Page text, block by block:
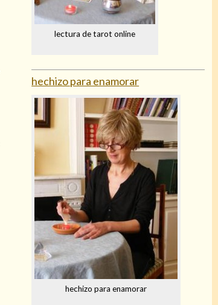
lectura de tarot online
hechizo para enamorar
hechizo para enamorar